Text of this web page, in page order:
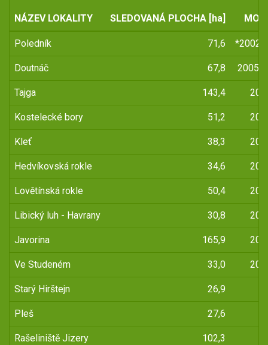
NÁZEV LOKALITY SLEDOVANÁ PLOCHA [ha]
Poledník 71,6 *2002,
Doutnáč 67,8 2005,
Tajga 143,4
Kostelecké bory 51,2
Kleť 38,3
Hedvíkovská rokle 34,6
Lovětínská rokle 50,4
Libický luh - Havrany 30,8
Javorina 165,9
Ve Studeném 33,0
Starý Hirštejn 26,9
Pleš 27,6
Rašeliniště Jizery 102,3